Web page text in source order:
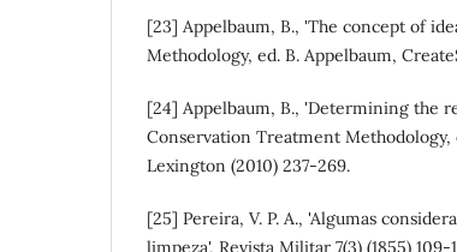
[23] Appelbaum, B., 'The concept of
Methodology, ed. B. Appelbaum,
[24] Appelbaum, B., 'Determining the
Conservation Treatment Methodology,
Lexington (2010) 237-269.
[25] Pereira, V. P. A., 'Algumas
limpeza', Revista Militar 7(3) (1855) 109-